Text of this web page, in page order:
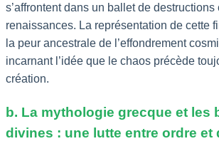
s’affrontent dans un ballet de destructions
renaissances. La représentation de cette
la peur ancestrale de l’effondrement
incarnant l’idée que le chaos précède
création.
b. La mythologie grecque et les
divines : une lutte entre ordre et